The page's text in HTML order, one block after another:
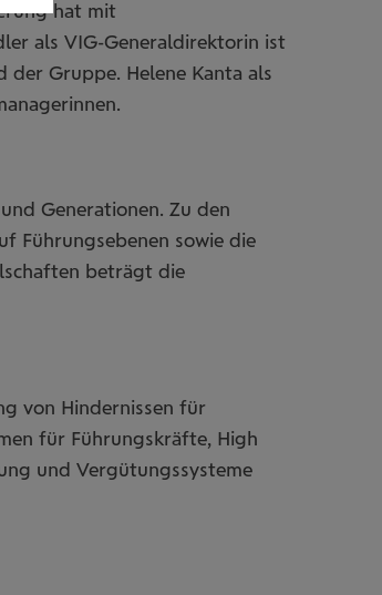
hat mit
als VIG-Generaldirektorin ist
der Gruppe. Helene Kanta als
Generationen. Zu den
Führungsebenen sowie die
beträgt die
von Hindernissen für
für Führungskräfte, High
und Vergütungssysteme